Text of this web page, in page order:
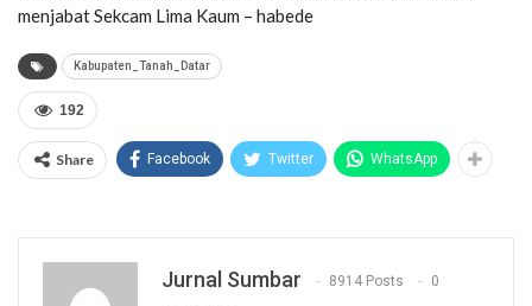
menjabat Sekcam Lima Kaum – habede
Kabupaten_Tanah_Datar
192
Share Facebook Twitter WhatsApp
Jurnal Sumbar 8914 Posts 0